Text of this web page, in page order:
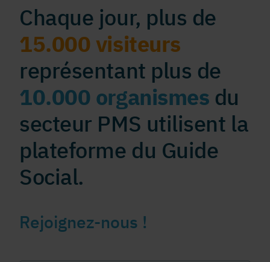
Chaque jour, plus de
15.000 visiteurs
représentant plus de
10.000 organismes du
secteur PMS utilisent la
plateforme du Guide
Social.
Rejoignez-nous !